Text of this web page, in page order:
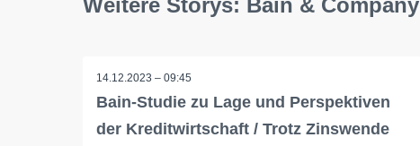
Weitere Storys: Bain & Company
14.12.2023 – 09:45
Bain-Studie zu Lage und Perspektiven
der Kreditwirtschaft / Trotz Zinswende